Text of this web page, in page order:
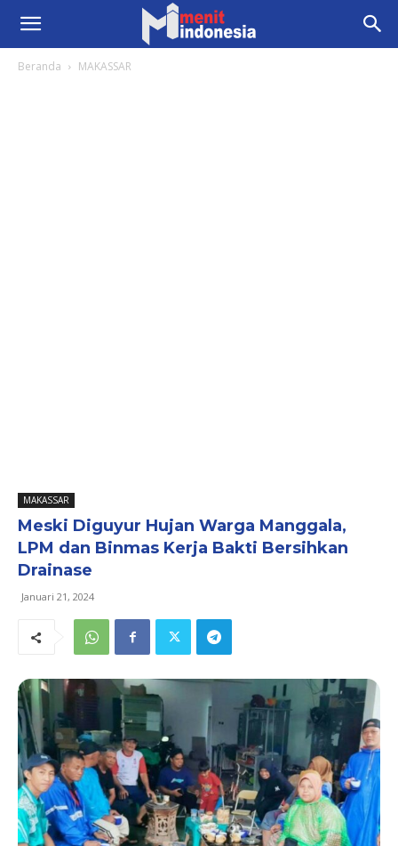
Beranda MAKASSAR
MAKASSAR
Meski Diguyur Hujan Warga Manggala,
LPM dan Binmas Kerja Bakti Bersihkan
Drainase
Januari 21, 2024